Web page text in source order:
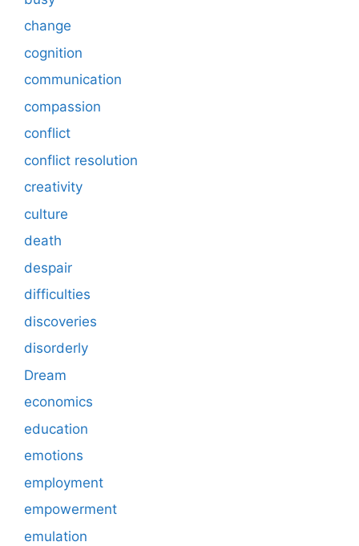
change
cognition
communication
compassion
conflict
conflict resolution
creativity
culture
death
despair
difficulties
discoveries
disorderly
Dream
economics
education
emotions
employment
empowerment
emulation